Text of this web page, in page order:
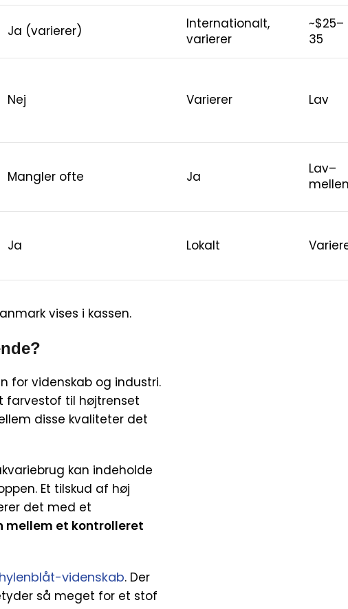
Ja (varierer)
Internationalt,
varierer
~$25–
35
Nej Varierer Lav
Mangler ofte Ja
Lav–
Ja Lokalt
vises i kassen.
for videnskab og industri.
farvestof til højtrenset
disse kvaliteter det
kan indeholde
Et tilskud af høj
det med et
mellem et kontrolleret
videnskab. Der
så meget for et stof